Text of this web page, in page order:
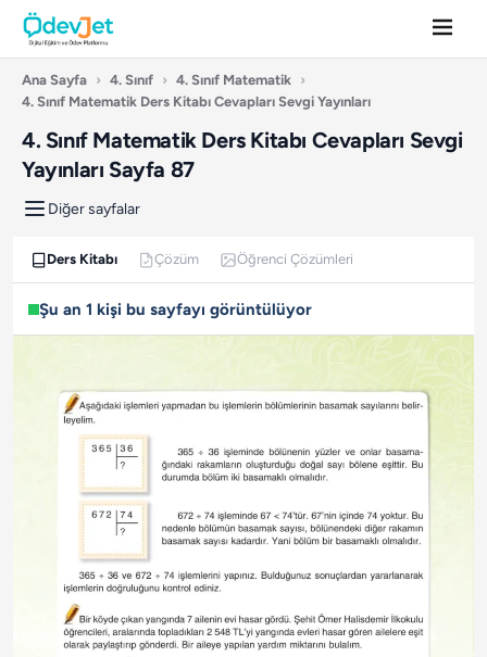
Ana Sayfa › 4. Sınıf › 4. Sınıf Matematik ›
4. Sınıf Matematik Ders Kitabı Cevapları Sevgi Yayınları
4. Sınıf Matematik Ders Kitabı Cevapları Sevgi
Yayınları Sayfa 87
Diğer sayfalar
Ders Kitabı Çözüm Öğrenci Çözümleri
Şu an 1 kişi bu sayfayı görüntülüyor